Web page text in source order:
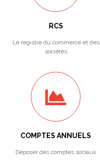
RCS
Le registre du commerce et des
sociétés
COMPTES ANNUELS
Déposer des comptes sociaux